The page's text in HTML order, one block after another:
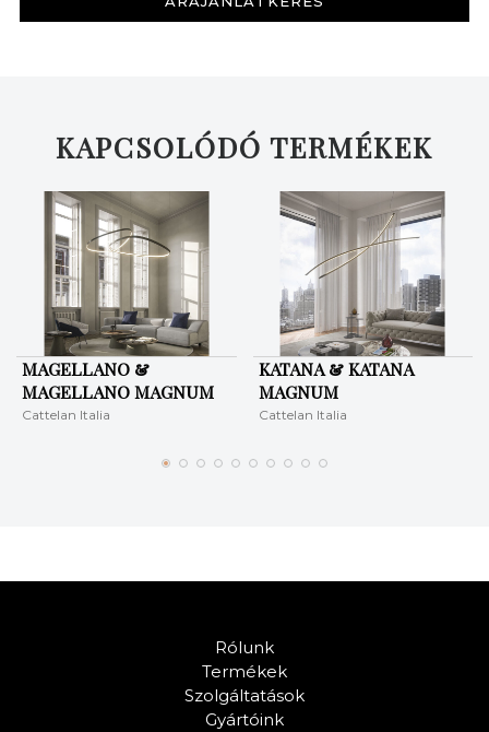
KAPCSOLÓDÓ TERMÉKEK
MAGELLANO &
MAGELLANO MAGNUM
Cattelan Italia
KATANA & KATANA
MAGNUM
Cattelan Italia
Rólunk
Termékek
Szolgáltatások
Gyártóink